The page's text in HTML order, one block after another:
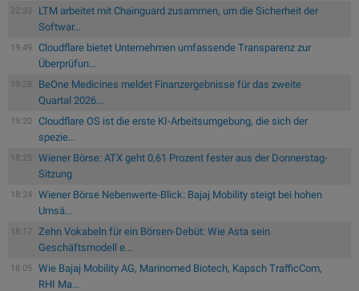
22:33
LTM arbeitet mit Chainguard zusammen, um die Sicherheit der
Softwar...
19:49
Cloudflare bietet Unternehmen umfassende Transparenz zur
Überprüfun...
19:28
BeOne Medicines meldet Finanzergebnisse für das zweite
Quartal 2026...
19:20
Cloudflare OS ist die erste KI-Arbeitsumgebung, die sich der
spezie...
18:25
Wiener Börse: ATX geht 0,61 Prozent fester aus der Donnerstag-
Sitzung
18:24
Wiener Börse Nebenwerte-Blick: Bajaj Mobility steigt bei hohen
Umsä...
18:17
Zehn Vokabeln für ein Börsen-Debüt: Wie Asta sein
Geschäftsmodell e...
18:05
Wie Bajaj Mobility AG, Marinomed Biotech, Kapsch TrafficCom,
RHI Ma...